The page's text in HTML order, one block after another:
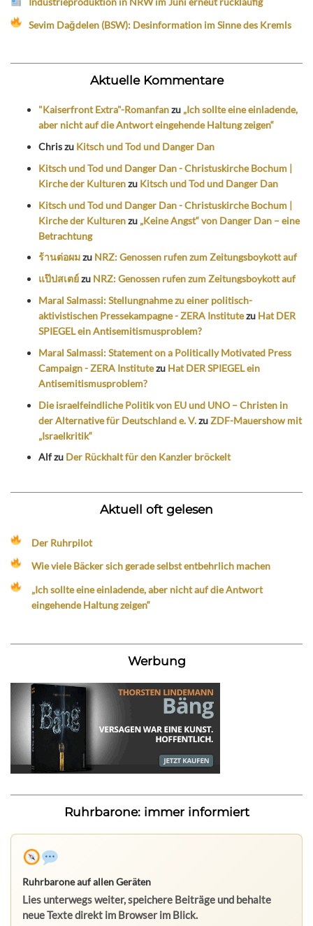
Sevim Dağdelen (BSW): Desinformation im Sinne des Kremls
Aktuelle Kommentare
"Kaiserfront Extra"-Romanfanzu „Ich sollte eine einladende,
aber nicht auf die Antwort eingehende Haltung zeigen“
Chriszu Kitsch und Tod und Danger Dan
Kitsch und Tod und Danger Dan - Christuskirche Bochum |
Kirche der Kulturenzu Kitsch und Tod und Danger Dan
Kitsch und Tod und Danger Dan - Christuskirche Bochum |
Kirche der Kulturenzu „Keine Angst“ von Danger Dan – eine
Betrachtung
ร้านต่อผมzu NRZ: Genossen rufen zum Zeitungsboykott auf
แป๊ปสเตย์zu NRZ: Genossen rufen zum Zeitungsboykott auf
Maral Salmassi: Stellungnahme zu einer politisch-
aktivistischen Pressekampagne - ZERA Institutezu Hat DER
SPIEGEL ein Antisemitismusproblem?
Maral Salmassi: Statement on a Politically Motivated Press
Campaign - ZERA Institutezu Hat DER SPIEGEL ein
Antisemitismusproblem?
Die israelfeindliche Politik von EU und UNO – Christen in
der Alternative für Deutschland e. V.zuZDF-Mauershow mit
„Israelkritik“
Alfzu Der Rückhalt für den Kanzler bröckelt
Aktuell oft gelesen
Der Ruhrpilot
Wie viele Bäcker sich gerade selbst entbehrlich machen
„Ich sollte eine einladende, aber nicht auf die Antwort
eingehende Haltung zeigen“
Werbung
Ruhrbarone: immer informiert
Ruhrbarone auf allen Geräten
Lies unterwegs weiter, speichere Beiträge und behalte
neue Texte direkt im Browser im Blick.